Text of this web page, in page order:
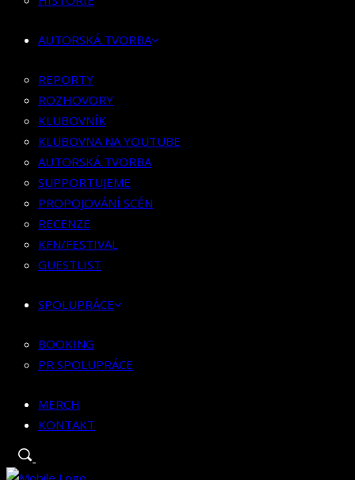
KLUBOVNA NA YOUTUBE
SUPPORTUJEME
PROPOJOVÁNÍ SCÉN
RECENZE
KFN/FESTIVAL
GUESTLIST
SPOLUPRÁCE
BOOKING
PR SPOLUPRÁCE
MERCH
AUTORSKÁ TVORBA
REPORTY
ROZHOVORY
KLUBOVNÍK
KLUBOVNA NA YOUTUBE
AUTORSKÁ TVORBA
SUPPORTUJEME
PROPOJOVÁNÍ SCÉN
RECENZE
KFN/FESTIVAL
GUESTLIST
SPOLUPRÁCE
BOOKING
PR SPOLUPRÁCE
MERCH
KONTAKT